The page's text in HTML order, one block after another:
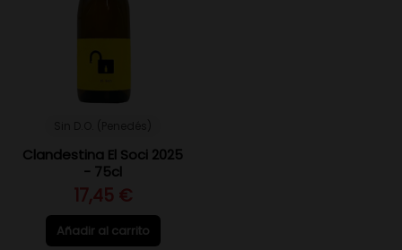
Clandestina El Soci 2025
- 75cl
17,45 €
Añadir al carrito